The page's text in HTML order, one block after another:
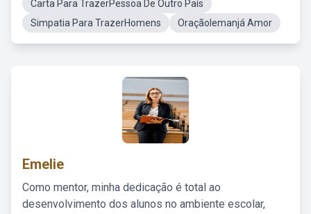
Carta Para TrazerPessoa De Outro País
Simpatia Para TrazerHomens
OraçãoIemanjá Amor
Emelie
Como mentor, minha dedicação é total ao
desenvolvimento dos alunos no ambiente escolar,